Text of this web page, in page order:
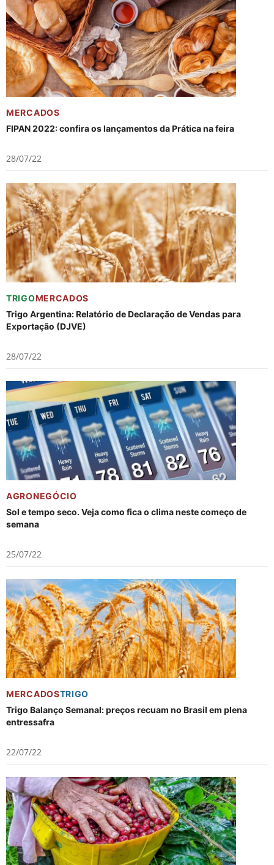
MERCADOS
FIPAN 2022: confira os lançamentos da Prática na feira
28/07/22
TRIGOMERCADOS
Trigo Argentina: Relatório de Declaração de Vendas para
Exportação (DJVE)
28/07/22
AGRONEGÓCIO
Sol e tempo seco. Veja como fica o clima neste começo de
semana
25/07/22
MERCADOSTRIGO
Trigo Balanço Semanal: preços recuam no Brasil em plena
entressafra
22/07/22